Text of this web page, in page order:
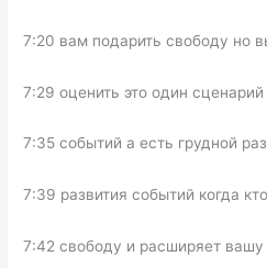
7:20 вам подарить свободу но
7:29 оценить это один сценарий
7:35 событий а есть грудной
7:39 развития событий когда
7:42 свободу и расширяет